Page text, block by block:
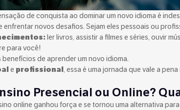
de conquista ao dominar um novo idioma é
enfrentar novos desafios. Sejam eles pessoais ou
ler livros, assistir a filmes e séries, ouvir
para você!
de aprender um novo idioma.
e profissional , essa é uma jornada que vale a
Presencial ou Online?
online ganhou força e se tornou uma alternativa